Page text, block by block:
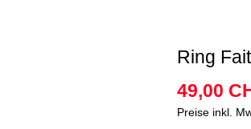
Ring
49,00
Preise inkl.